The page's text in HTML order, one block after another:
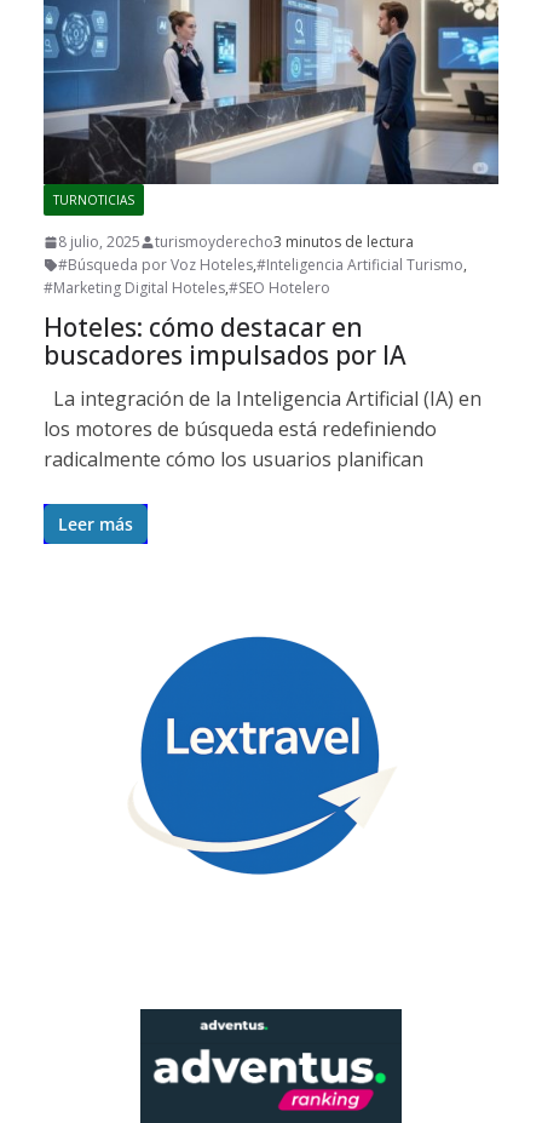
TURNOTICIAS
8 julio, 2025 turismoyderecho3 minutos de lectura
#Búsqueda por Voz Hoteles,#Inteligencia Artificial Turismo,
#Marketing Digital Hoteles,#SEO Hotelero
Hoteles: cómo destacar en
buscadores impulsados por IA
La integración de la Inteligencia Artificial (IA) en
los motores de búsqueda está redefiniendo
radicalmente cómo los usuarios planifican
Leer más